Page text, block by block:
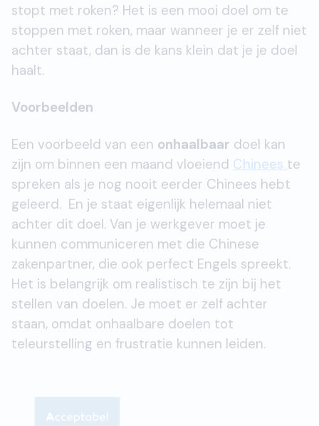
stopt met roken? Het is een mooi doel om te
stoppen met roken, maar wanneer je er zelf niet
achter staat, dan is de kans klein dat je je doel
haalt.
Voorbeelden
Een voorbeeld van een onhaalbaar doel kan
zijn om binnen een maand vloeiend Chinees te
spreken als je nog nooit eerder Chinees hebt
geleerd. En je staat eigenlijk helemaal niet
achter dit doel. Van je werkgever moet je
kunnen communiceren met die Chinese
zakenpartner, die ook perfect Engels spreekt.
Het is belangrijk om realistisch te zijn bij het
stellen van doelen. Je moet er zelf achter
staan, omdat onhaalbare doelen tot
teleurstelling en frustratie kunnen leiden.